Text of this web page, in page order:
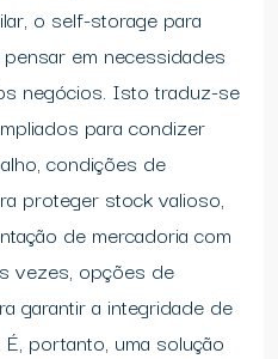
o self-storage para
em necessidades
negócios. Isto traduz-se
para condizer
condições de
proteger stock valioso,
de mercadoria com
vezes, opções de
garantir a integridade de
portanto, uma solução